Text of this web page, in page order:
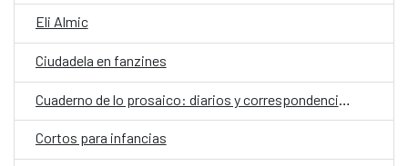
Eli Almic
Ciudadela en fanzines
Cortos para infancias